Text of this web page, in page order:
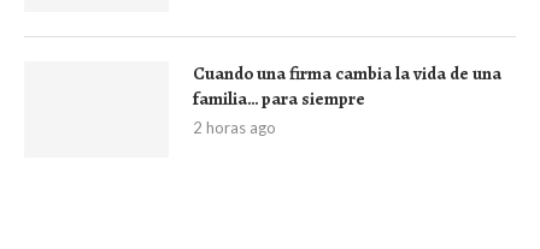
Cuando una firma cambia la vida de una
familia… para siempre
2 horas ago